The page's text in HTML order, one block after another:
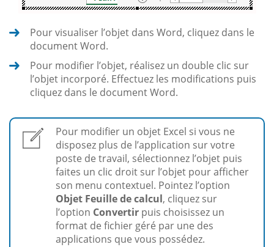
Pour visualiser l’objet dans Word, cliquez dans le
document Word.
Pour modifier l’objet, réalisez un double clic sur
l’objet incorporé. Effectuez les modifications puis
cliquez dans le document Word.
Pour modifier un objet Excel si vous ne
disposez plus de l’application sur votre
poste de travail, sélectionnez l’objet puis
faites un clic droit sur l’objet pour afficher
son menu contextuel. Pointez l’option
Objet Feuille de calcul, cliquez sur
l’option Convertir puis choisissez un
format de fichier géré par une des
applications que vous possédez.